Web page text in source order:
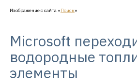
Изображение с сайта «Поиск»
Microsoft
водородные
элементы